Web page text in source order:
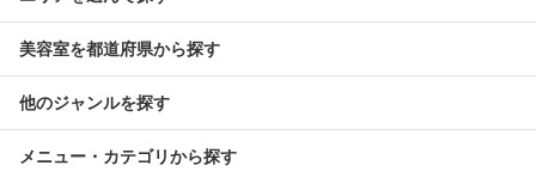
美容室を都道府県から探す
他のジャンルを探す
メニュー・カテゴリから探す